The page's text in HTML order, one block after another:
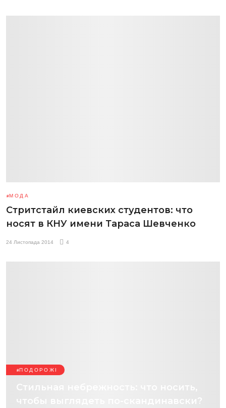
МОДА
Стритстайл киевских студентов: что
носят в КНУ имени Тараса Шевченко
24 Листопада 2014 4
ПОДОРОЖІ
Стильная небрежность: что носить,
чтобы выглядеть по-скандинавски?